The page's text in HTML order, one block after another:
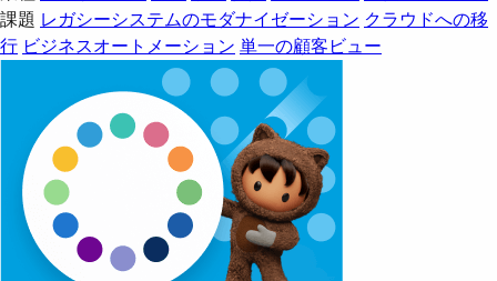
課題 レガシーシステムのモダナイゼーション クラウドへの移
行 ビジネスオートメーション 単一の顧客ビュー